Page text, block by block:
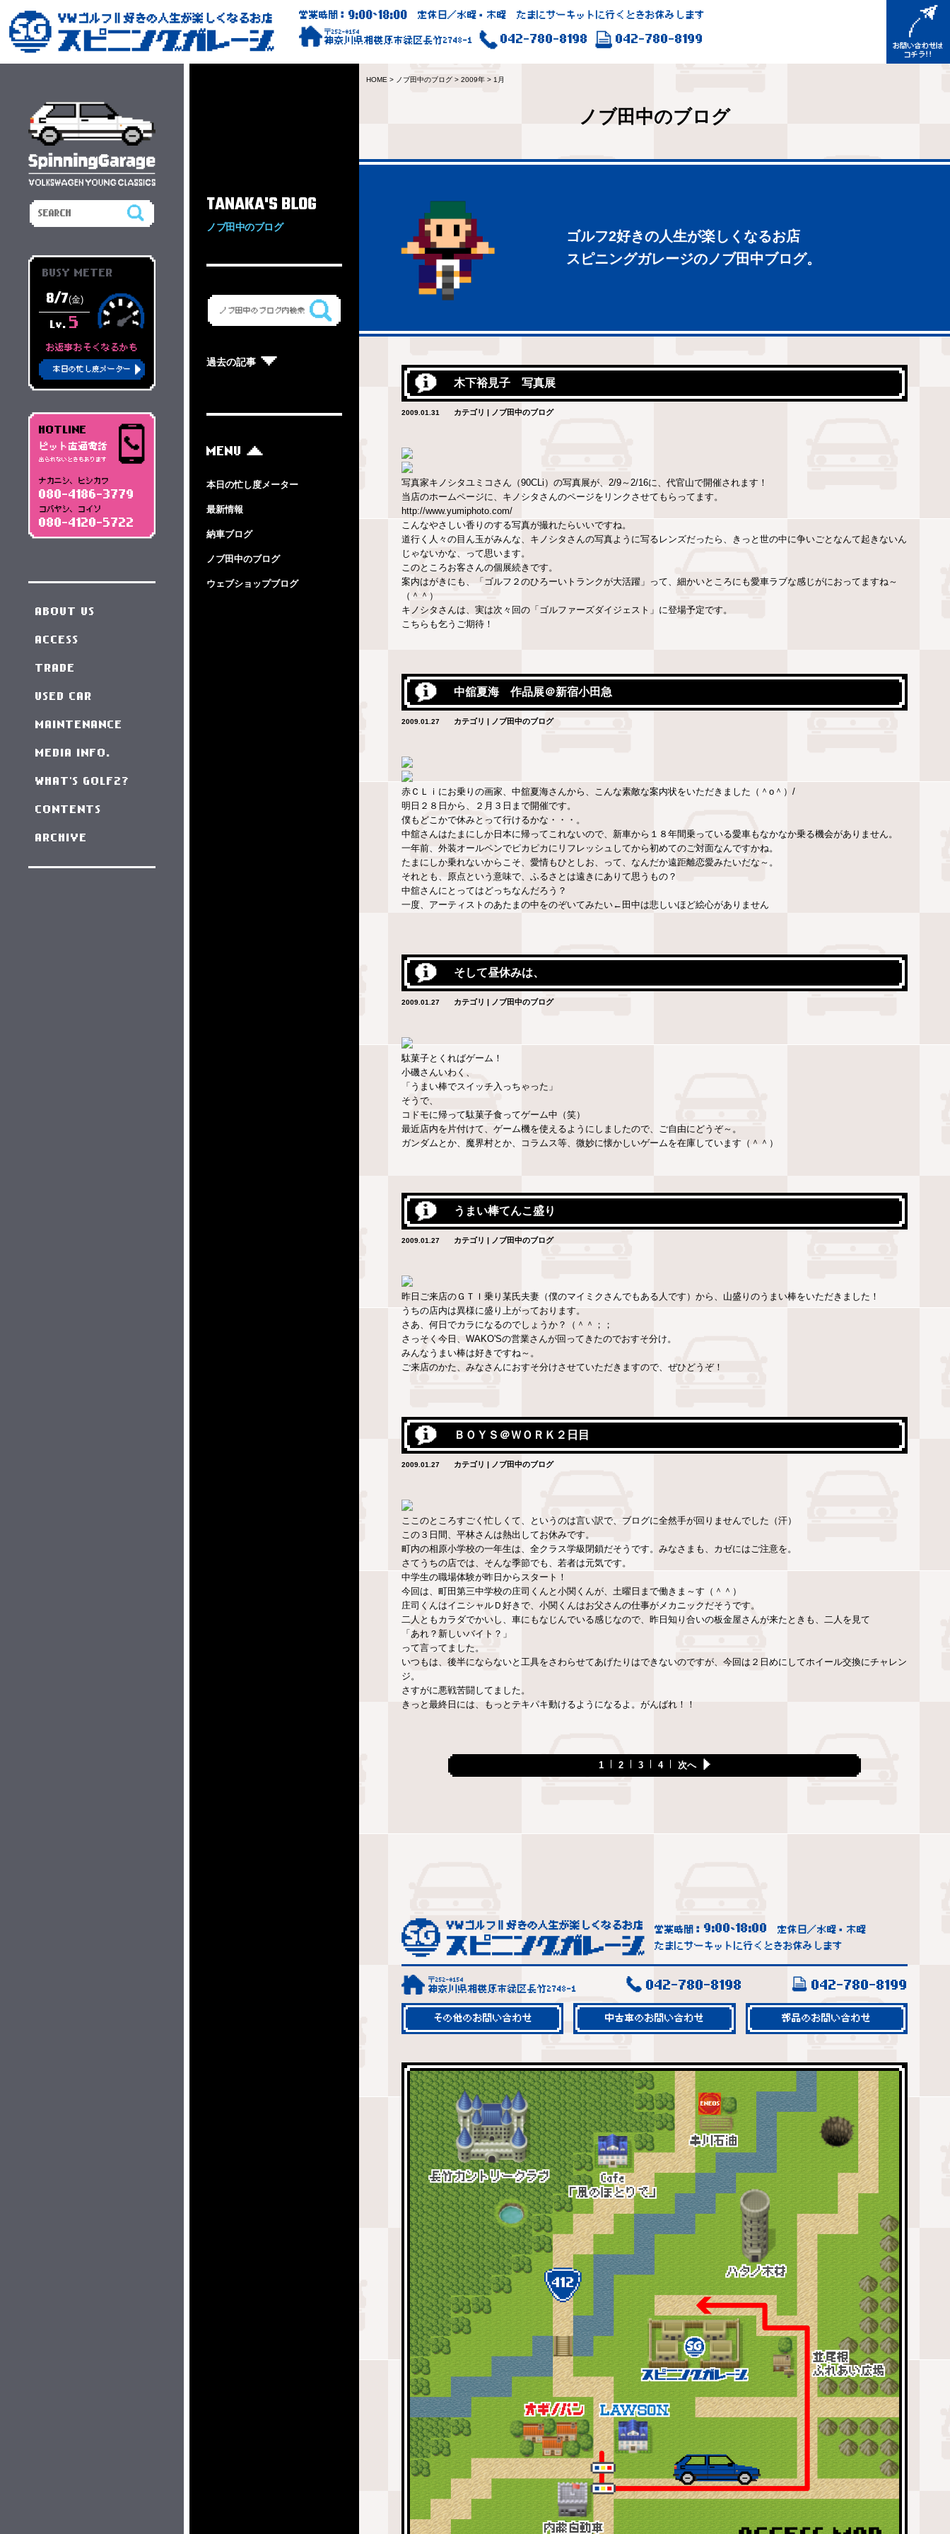
営業時間：9:00~18:00 定休日／水曜・木曜 たまにサーキットに行くときお休みします
〒252-0154
神奈川県相模原市緑区長竹2748-1 042-780-8198 042-780-8199
TANAKA'S BLOG
ノブ田中のブログ
過去の記事
MENU
本日の忙し度メーター
最新情報
納車ブログ
ノブ田中のブログ
ウェブショップブログ
HOME > ノブ田中のブログ > 2009年 > 1月
ノブ田中のブログ
ゴルフ2好きの人生が楽しくなるお店
スピニングガレージのノブ田中ブログ。
木下裕見子 写真展
2009.01.31 カテゴリ | ノブ田中のブログ
写真家キノシタユミコさん（90CLi）の写真展が、2/9～2/16に、代官山で開催されます！
当店のホームページに、キノシタさんのページをリンクさせてもらってます。
http://www.yumiphoto.com/
こんなやさしい香りのする写真が撮れたらいいですね。
道行く人々の目ん玉がみんな、キノシタさんの写真ように写るレンズだったら、きっと世の中に争いごとなんて起きないん
じゃないかな、って思います。
このところお客さんの個展続きです。
案内はがきにも、「ゴルフ２のひろーいトランクが大活躍」って、細かいところにも愛車ラブな感じがにおってますね～
（＾＾）
キノシタさんは、実は次々回の「ゴルファーズダイジェスト」に登場予定です。
こちらも乞うご期待！
中舘夏海 作品展＠新宿小田急
2009.01.27 カテゴリ | ノブ田中のブログ
赤ＣＬｉにお乗りの画家、中舘夏海さんから、こんな素敵な案内状をいただきました（＾o＾）/
明日２８日から、２月３日まで開催です。
僕もどこかで休みとって行けるかな・・・。
中舘さんはたまにしか日本に帰ってこれないので、新車から１８年間乗っている愛車もなかなか乗る機会がありません。
一年前、外装オールペンでピカピカにリフレッシュしてから初めてのご対面なんですかね。
たまにしか乗れないからこそ、愛情もひとしお、って、なんだか遠距離恋愛みたいだな～。
それとも、原点という意味で、ふるさとは遠きにありて思うもの？
中舘さんにとってはどっちなんだろう？
一度、アーティストのあたまの中をのぞいてみたい←田中は悲しいほど絵心がありません
そして昼休みは、
2009.01.27 カテゴリ | ノブ田中のブログ
駄菓子とくればゲーム！
小磯さんいわく、
「うまい棒でスイッチ入っちゃった」
そうで、
コドモに帰って駄菓子食ってゲーム中（笑）
最近店内を片付けて、ゲーム機を使えるようにしましたので、ご自由にどうぞ～。
ガンダムとか、魔界村とか、コラムス等、微妙に懐かしいゲームを在庫しています（＾＾）
うまい棒てんこ盛り
2009.01.27 カテゴリ | ノブ田中のブログ
昨日ご来店のＧＴＩ乗り某氏夫妻（僕のマイミクさんでもある人です）から、山盛りのうまい棒をいただきました！
うちの店内は異様に盛り上がっております。
さあ、何日でカラになるのでしょうか？（＾＾；；
さっそく今日、WAKO'Sの営業さんが回ってきたのでおすそ分け。
みんなうまい棒は好きですね～。
ご来店のかた、みなさんにおすそ分けさせていただきますので、ぜひどうぞ！
ＢＯＹＳ＠ＷＯＲＫ２日目
2009.01.27 カテゴリ | ノブ田中のブログ
ここのところすごく忙しくて、というのは言い訳で、ブログに全然手が回りませんでした（汗）
この３日間、平林さんは熱出してお休みです。
町内の相原小学校の一年生は、全クラス学級閉鎖だそうです。みなさまも、カゼにはご注意を。
さてうちの店では、そんな季節でも、若者は元気です。
中学生の職場体験が昨日からスタート！
今回は、町田第三中学校の庄司くんと小関くんが、土曜日まで働きま～す（＾＾）
庄司くんはイニシャルＤ好きで、小関くんはお父さんの仕事がメカニックだそうです。
二人ともカラダでかいし、車にもなじんでいる感じなので、昨日知り合いの板金屋さんが来たときも、二人を見て
「あれ？新しいバイト？」
って言ってました。
いつもは、後半にならないと工具をさわらせてあげたりはできないのですが、今回は２日めにしてホイール交換にチャレン
ジ。
さすがに悪戦苦闘してました。
きっと最終日には、もっとテキパキ動けるようになるよ。がんばれ！！
1 2 3 4 次へ
営業時間： 9:00~18:00
定休日／水曜・木曜
たまにサーキットに行くときお休みします
〒252-0154
神奈川県相模原市緑区長竹2748-1 042-780-8198 042-780-8199
その他のお問い合わせ 中古車のお問い合わせ 部品のお問い合わせ
BUSY METER
8/7(金)
Lv. 5
お返事おそくなるかも
本日の忙し度メーター
HOTLINE
ピット直通電話
出られないときもあります
ナカニシ、ヒシカワ
080-4186-3779
コバヤシ、コイソ
080-4120-5722
ABOUT US
ACCESS
TRADE
USED CAR
MAINTENANCE
MEDIA INFO.
WHAT'S GOLF2?
CONTENTS
ARCHIVE